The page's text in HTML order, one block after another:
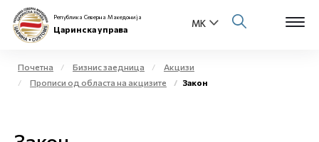
Физички лица
Република Северна Македонија
Царинска управа
Почетна Бизнис заедница
Акцизи
Прописи од областа на акцизите
Закон